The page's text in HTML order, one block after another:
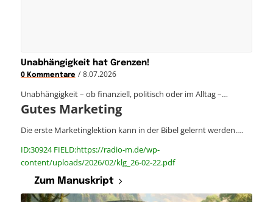
Unabhängigkeit hat Grenzen!
0 Kommentare / 8.07.2026
Unabhängigkeit – ob finanziell, politisch oder im Alltag –…
Gutes Marketing
Die erste Marketinglektion kann in der Bibel gelernt werden.…
ID:30924 FIELD:https://radio-m.de/wp-
content/uploads/2026/02/klg_26-02-22.pdf
Zum Manuskript